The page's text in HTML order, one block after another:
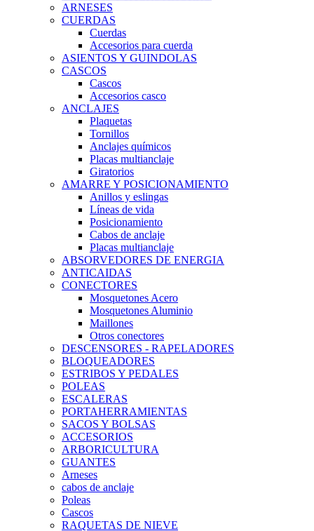
ARNESES
CUERDAS
Cuerdas
Accesorios para cuerda
ASIENTOS Y GUINDOLAS
CASCOS
Cascos
Accesorios casco
ANCLAJES
Plaquetas
Tornillos
Anclajes químicos
Placas multianclaje
Giratorios
AMARRE Y POSICIONAMIENTO
Anillos y eslingas
Líneas de vida
Posicionamiento
Cabos de anclaje
Placas multianclaje
ABSORVEDORES DE ENERGIA
ANTICAIDAS
CONECTORES
Mosquetones Acero
Mosquetones Aluminio
Maillones
Otros conectores
DESCENSORES - RAPELADORES
BLOQUEADORES
ESTRIBOS Y PEDALES
POLEAS
ESCALERAS
PORTAHERRAMIENTAS
SACOS Y BOLSAS
ACCESORIOS
ARBORICULTURA
GUANTES
Arneses
cabos de anclaje
Poleas
Cascos
RAQUETAS DE NIEVE